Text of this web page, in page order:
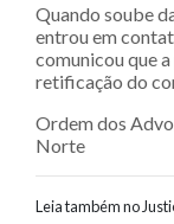
Quando soube
entrou em
comunicou que
retificação do
Ordem dos
Norte
Leia também no